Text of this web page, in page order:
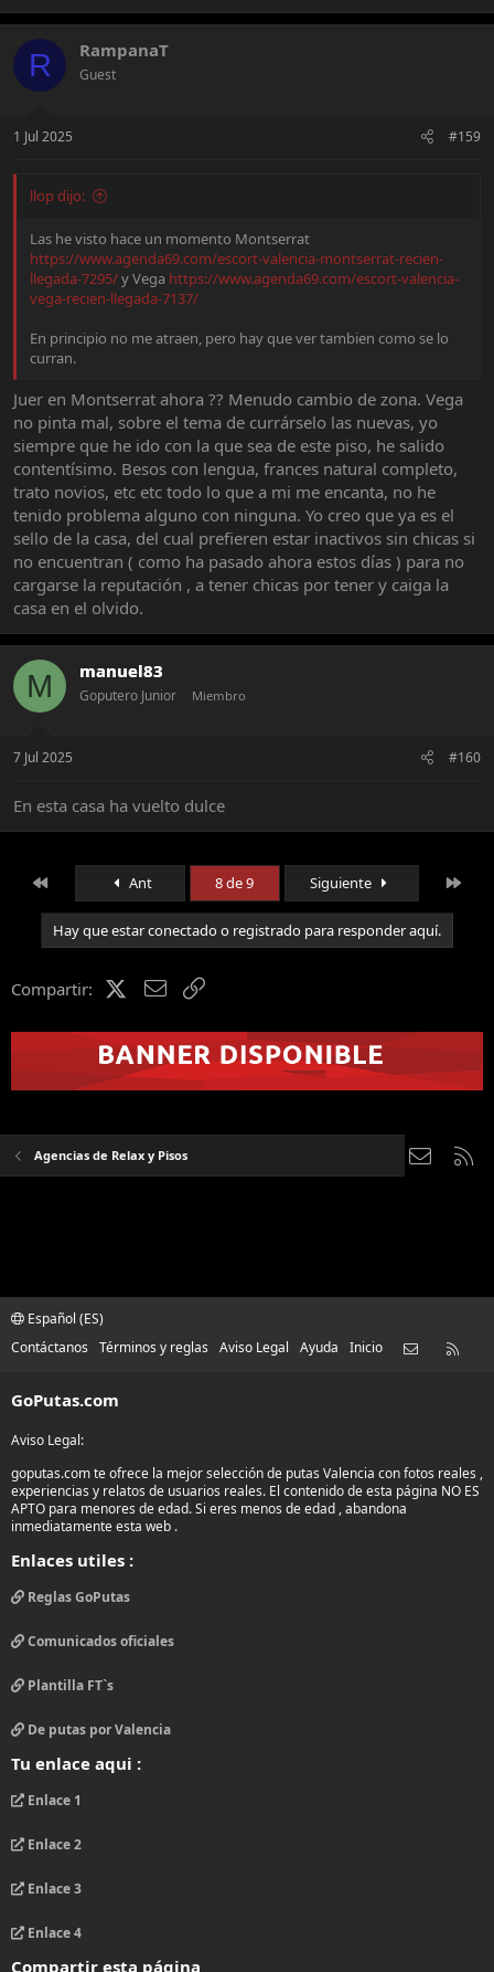
R RampanaT
Guest
1 Jul 2025 #159
llop dijo:
Las he visto hace un momento Montserrat
https://www.agenda69.com/escort-valencia-montserrat-recien-
llegada-7295/y Vega https://www.agenda69.com/escort-valencia-
vega-recien-llegada-7137/
En principio no me atraen, pero hay que ver tambien como se lo
curran.
Juer en Montserrat ahora ?? Menudo cambio de zona. Vega
no pinta mal, sobre el tema de currárselo las nuevas, yo
siempre que he ido con la que sea de este piso, he salido
contentísimo. Besos con lengua, frances natural completo,
trato novios, etc etc todo lo que a mi me encanta, no he
tenido problema alguno con ninguna. Yo creo que ya es el
sello de la casa, del cual prefieren estar inactivos sin chicas si
no encuentran ( como ha pasado ahora estos días ) para no
cargarse la reputación , a tener chicas por tener y caiga la
casa en el olvido.
M manuel83
Goputero Junior Miembro
7 Jul 2025 #160
En esta casa ha vuelto dulce
Ant 8 de 9 Siguiente
Hay que estar conectado o registrado para responder aquí.
Compartir: X (Twitter)
Email
Agencias de Relax y Pisos
Español (ES)
Contáctanos
Términos y reglas Aviso Legal Ayuda Inicio
GoPutas.com
Aviso Legal:
goputas.com te ofrece la mejor selección de putas Valencia con fotos reales ,
experiencias y relatos de usuarios reales. El contenido de esta página NO ES
APTO para menores de edad. Si eres menos de edad , abandona
inmediatamente esta web .
Enlaces utiles :
Reglas GoPutas
Comunicados oficiales
Plantilla FT`s
De putas por Valencia
Tu enlace aqui :
Enlace 1
Enlace 2
Enlace 3
Enlace 4
Compartir esta página